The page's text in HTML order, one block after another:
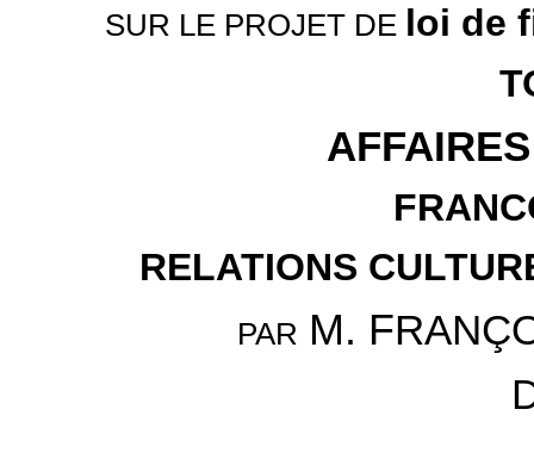
SUR LE PROJET DE loi de
RELATIONS
PAR M. F